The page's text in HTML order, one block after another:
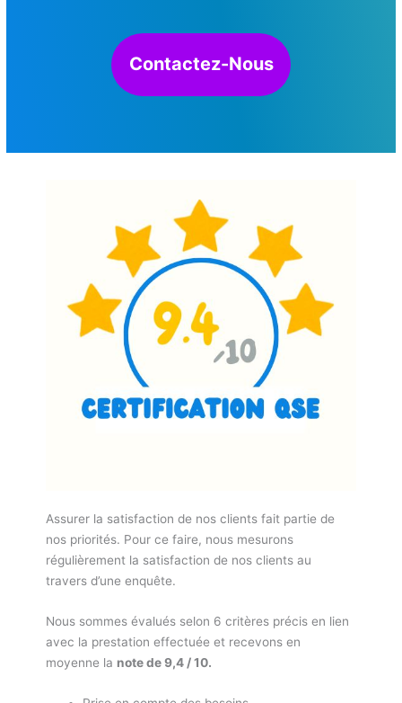
Contactez-Nous
Assurer la satisfaction de nos clients fait partie de
nos priorités. Pour ce faire, nous mesurons
régulièrement la satisfaction de nos clients au
travers d’une enquête.
Nous sommes évalués selon 6 critères précis en lien
avec la prestation effectuée et recevons en
moyenne la note de 9,4 / 10.